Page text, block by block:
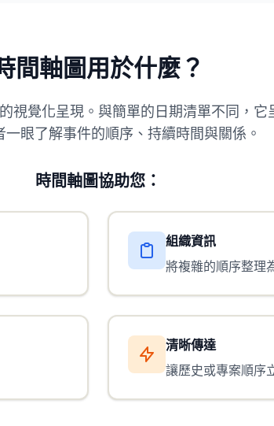
間軸圖用於什麼？
視覺化呈現。與簡單的日期清單不同，它
一眼了解事件的順序、持續時間與關係。
時間軸圖協助您：
組織資訊
將複雜的順序整理
清晰傳達
讓歷史或專案順序